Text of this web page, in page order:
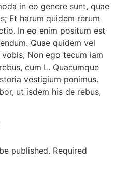
in eo genere sunt, quae
Et harum quidem rerum
In eo enim positum est
Quae quidem vel
Non ego tecum iam
cum L. Quacumque
vestigium ponimus.
ut isdem his de rebus,
published. Required